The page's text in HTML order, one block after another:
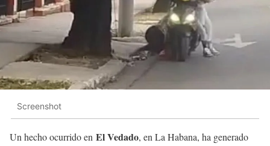
Screenshot
Un hecho ocurrido en El Vedado, en La Habana, ha generado